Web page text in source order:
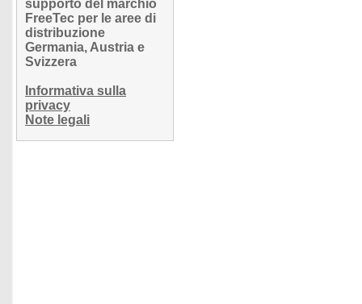
supporto del marchio
FreeTec per le aree di
distribuzione
Germania, Austria e
Svizzera
Informativa sulla
privacy
Note legali